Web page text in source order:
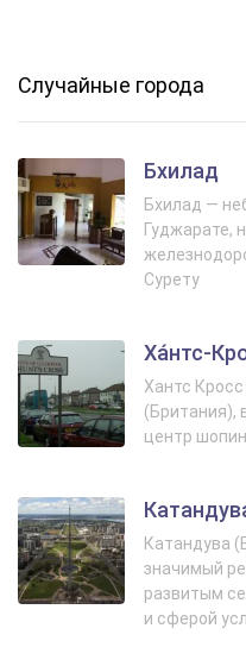
Случайные города
Бхилад
Бхилад —
Гуджарате,
Сурету
Ха́нтс-
Хантс
(Британия),
центр
Катандува
значимый
развитым
и сферой